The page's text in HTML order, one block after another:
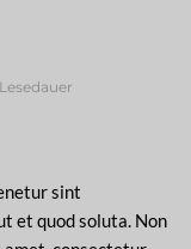
sint
et quod soluta. Non